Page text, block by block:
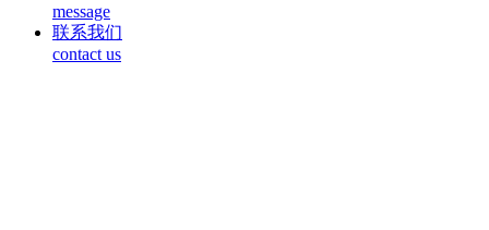
message
联系我们
contact us